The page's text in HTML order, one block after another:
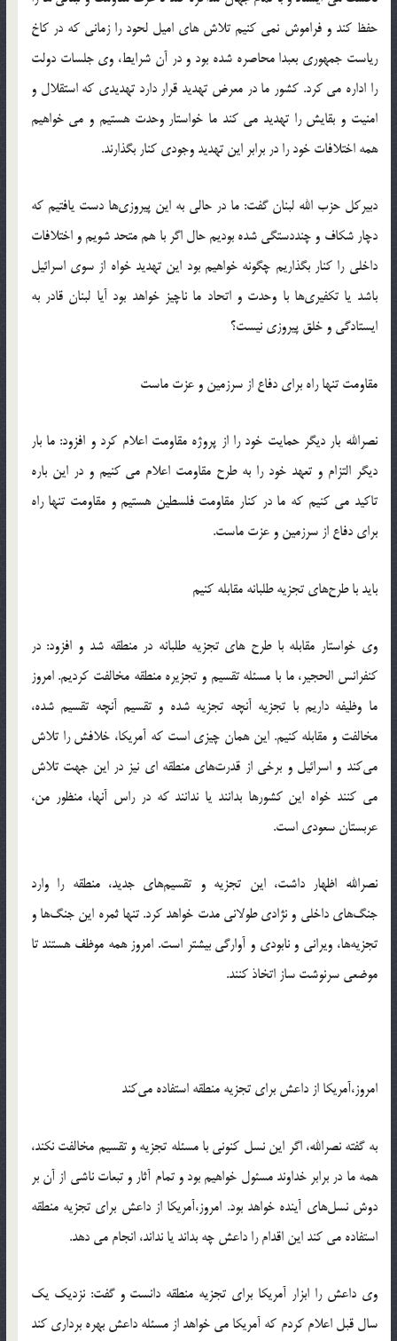
حفظ کند و فراموش نمی کنیم تلاش های امیل لحود را زمانی که در کاخ
ریاست جمهوری بعبدا محاصره شده بود و در آن شرایط،‌ وی جلسات دولت
را اداره می کرد.‬‎ کشور ما در معرض تهدید قرار دارد تهدیدی که استقلال و
امنیت و بقایش را تهدید می کند ما خواستار وحدت هستیم و می خواهیم
همه اختلافات خود را در برابر این تهدید وجودی کنار بگذارند‬‎.
دبیرکل حزب الله لبنان گفت: ما در حالی به این پیروزی‌ها دست یافتیم که
دچار شکاف و چنددستگی شده بودیم حال اگر با هم متحد شویم و اختلافات
داخلی را کنار بگذاریم چگونه خواهیم بود این تهدید خواه از سوی اسرائیل
باشد یا تکفیری‌ها با وحدت و اتحاد ما ناچیز خواهد بود آیا لبنان قادر به
ایستادگی و خلق پیروزی نیست؟‬‎
مقاومت تنها راه برای دفاع از سرزمین و عزت ماست‬‎
نصرالله بار دیگر حمایت خود را از پروژه مقاومت اعلام کرد و افزود: ما بار
دیگر التزام و تعهد خود را به طرح مقاومت اعلام می کنیم و در این باره
تاکید می کنیم که ما در کنار مقاومت فلسطین هستیم و مقاومت تنها راه
برای دفاع از سرزمین و عزت ماست‬‎.
باید با طرح‌های تجزیه طلبانه مقابله کنیم
وی خواستار مقابله با طرح های تجزیه طلبانه در منطقه شد و افزود: در
کنفرانس الحجیر، ما با مسئله تقسیم و تجزیره منطقه مخالفت کردیم. امروز
ما وظیفه داریم با تجزیه آنچه تجزیه شده و تقسیم آنچه تقسیم شده،
مخالفت و مقابله کنیم. این همان چیزی است که آمریکا، خلافش را تلاش
می‌کند و اسرائیل و برخی از قدرت‌های منطقه ای نیز در این جهت تلاش
می کنند خواه این کشورها بدانند یا ندانند که در راس آنها، منظور من،
عربستان سعودی است.‬‎
‫نصرالله اظهار داشت، این تجزیه و تقسیم‌های جدید، منطقه را وارد
جنگ‌های داخلی و نژادی طولانی مدت خواهد کرد. تنها ثمره این جنگ‌ها و
تجزیه‌ها، ویرانی و نابودی و آوارگی بیشتر است. امروز همه موظف هستند تا
موضعی سرنوشت ساز اتخاذ کنند.
امروز،‌آمریکا از داعش برای تجزیه منطقه استفاده می‌کند
به گفته نصرالله، اگر این نسل کنونی با مسئله تجزیه و تقسیم مخالفت نکند،
همه ما در برابر خداوند مسئول خواهیم بود و تمام آثار و تبعات ناشی از آن بر
دوش نسل‌های آینده خواهد بود‬‎. امروز،‌آمریکا از داعش برای تجزیه منطقه
استفاده می کند‬‎ این اقدام را داعش چه بداند یا نداند، انجام می دهد‬‎.
وی داعش را ابزار آمریکا برای تجزیه منطقه دانست و گفت: نزدیک یک
سال قبل اعلام کردم که آمریکا می خواهد از مسئله داعش بهره برداری کند